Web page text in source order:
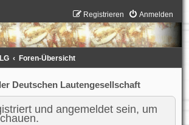
Anmelden
Registrieren
Foren-Übersicht
Deutschen Lautengesellschaft
und angemeldet sein, um